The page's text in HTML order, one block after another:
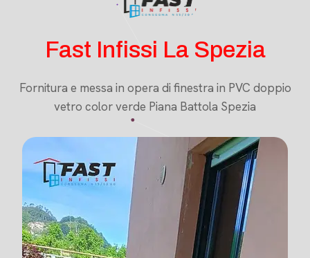
Fast Infissi La Spezia
Fornitura e messa in opera di finestra in PVC doppio
vetro color verde Piana Battola Spezia